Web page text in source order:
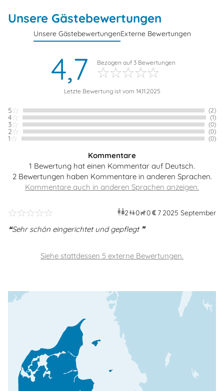
Unsere Gästebewertungen
Unsere GästebewertungenExterne Bewertungen
4,7 Bezogen auf 3 Bewertungen
Letzte Bewertung ist vom 14.11.2025
5 (2)
4 (1)
3 (0)
2 (0)
1 (0)
Kommentare
1 Bewertung hat einen Kommentar auf Deutsch.
2 Bewertungen haben Kommentare in anderen Sprachen.
2 Erwachsene
0 Kinder
0 Haustiere
7 2025 September
Sehr schön eingerichtet und gepflegt
Siehe stattdessen 5 externe Bewertungen.